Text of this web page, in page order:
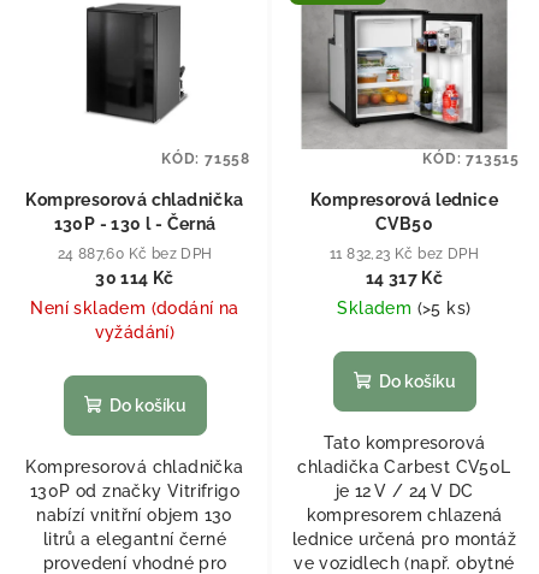
Kompresorová chladnička
130P - 130 l - Černá
24 887,60 Kč bez DPH
30 114 Kč
Není skladem (dodání na
vyžádání)
Do košíku
Kompresorová chladnička
130P od značky Vitrifrigo
nabízí vnitřní objem 130
litrů a elegantní černé
provedení vhodné pro
KÓD: 71558
Kompresorová lednice
CVB50
11 832,23 Kč bez DPH
14 317 Kč
Skladem (>5 ks)
Do košíku
Tato kompresorová
chladička Carbest CV50L
je 12 V / 24 V DC
kompresorem chlazená
lednice určená pro montáž
ve vozidlech (např. obytné
KÓD:713515